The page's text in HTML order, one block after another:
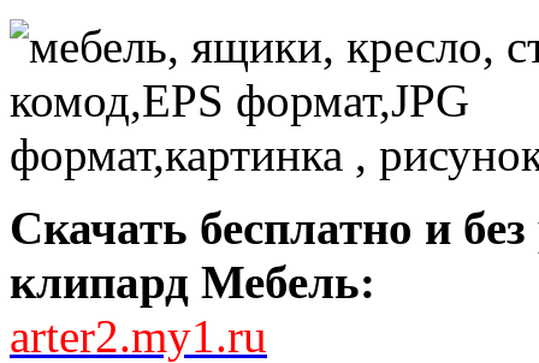
Скачать бесплатно и
клипард Мебель:
arter2.my1.ru